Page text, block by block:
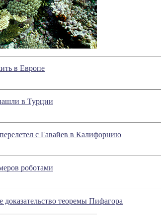
в Европе
в Турции
с Гавайев в Калифорнию
роботами
доказательство теоремы Пифагора